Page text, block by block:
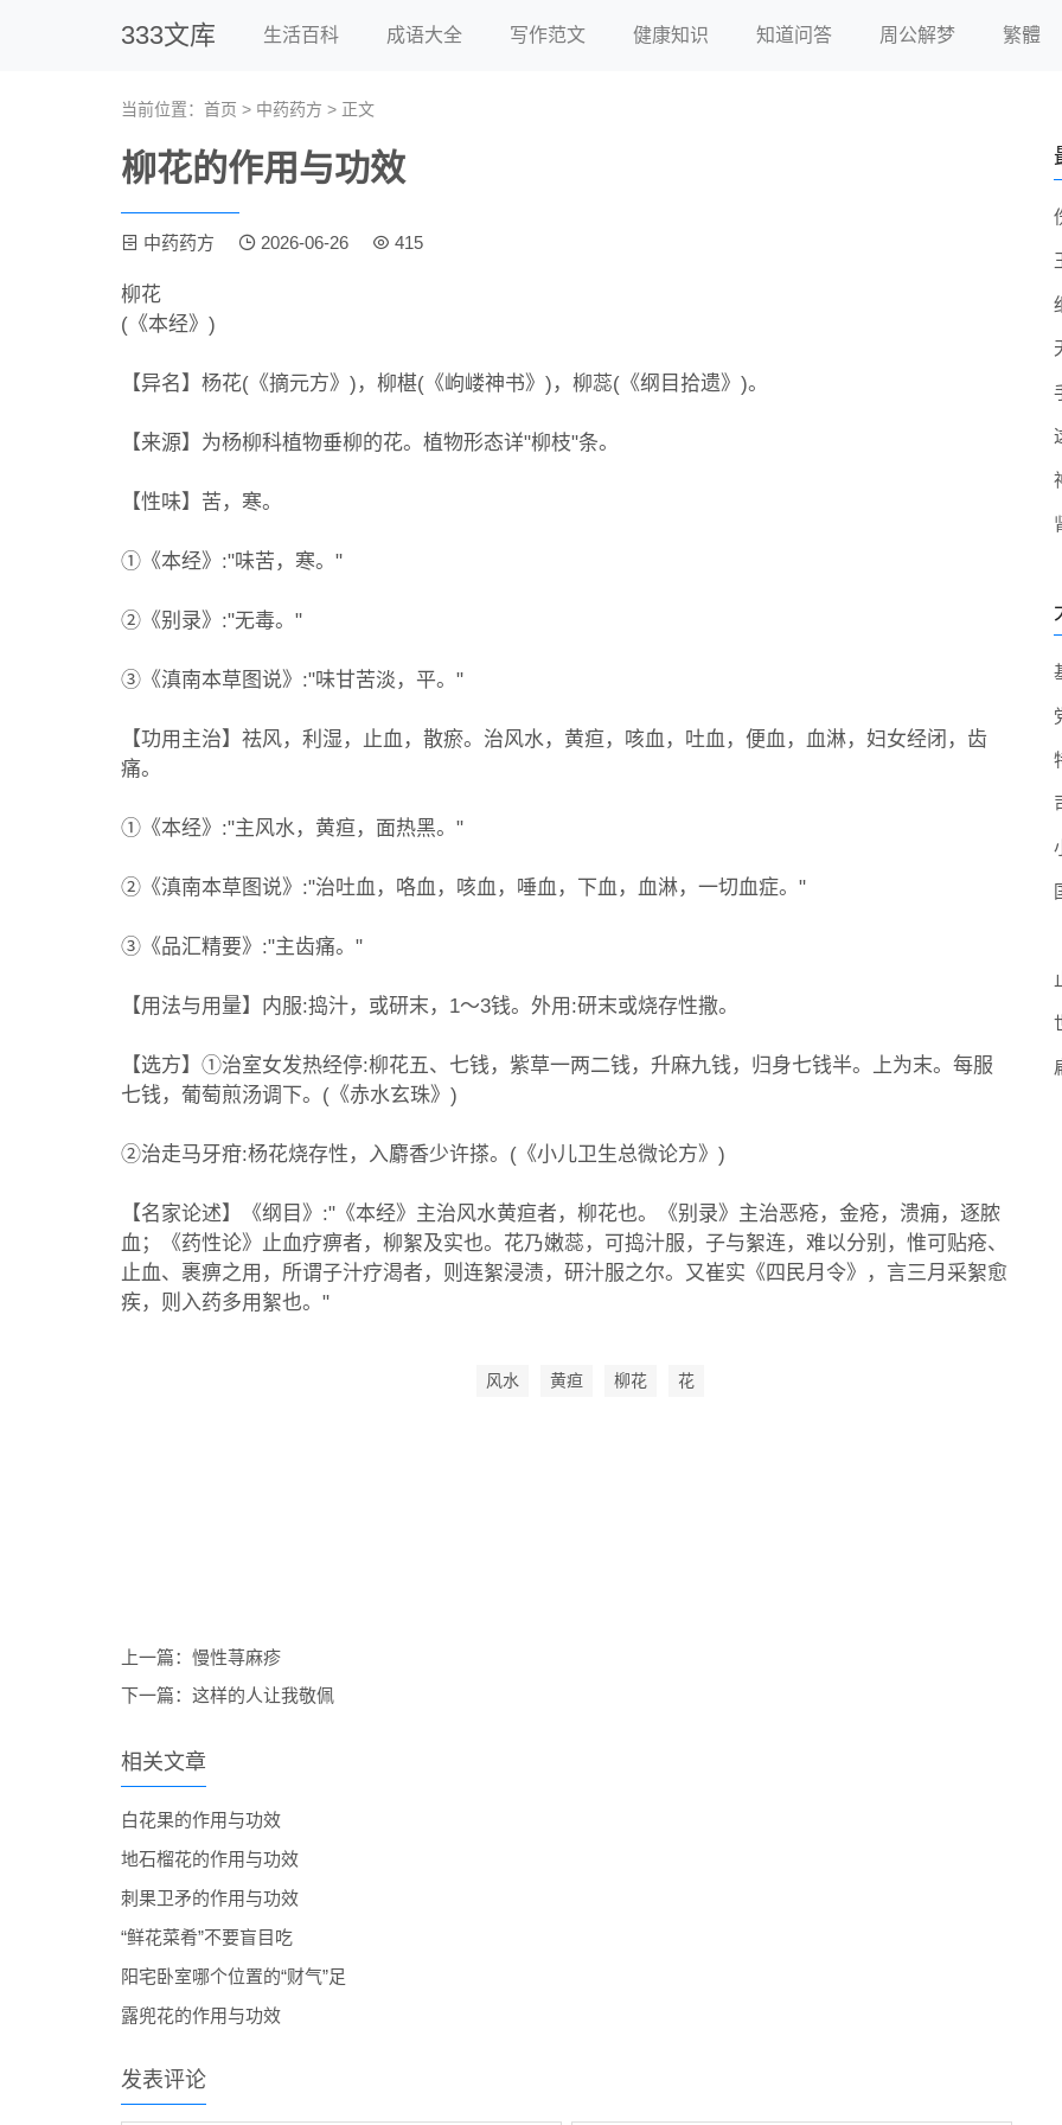
333文库 生活百科 成语大全 写作范文 健康知识 知道问答 周公解梦 繁體
当前位置： 首页 > 中药药方 > 正文
柳花的作用与功效
中药药方 2026-06-26 415
柳花
(《本经》)
【异名】杨花(《摘元方》)，柳椹(《岣嵝神书》)，柳蕊(《纲目拾遗》)。
【来源】为杨柳科植物垂柳的花。植物形态详"柳枝"条。
【性味】苦，寒。
①《本经》:"味苦，寒。"
②《别录》:"无毒。"
③《滇南本草图说》:"味甘苦淡，平。"
【功用主治】祛风，利湿，止血，散瘀。治风水，黄疸，咳血，吐血，便血，血淋，妇女经闭，齿
痛。
①《本经》:"主风水，黄疸，面热黑。"
②《滇南本草图说》:"治吐血，咯血，咳血，唾血，下血，血淋，一切血症。"
③《品汇精要》:"主齿痛。"
【用法与用量】内服:捣汁，或研末，1～3钱。外用:研末或烧存性撒。
【选方】①治室女发热经停:柳花五、七钱，紫草一两二钱，升麻九钱，归身七钱半。上为末。每服
七钱，葡萄煎汤调下。(《赤水玄珠》)
②治走马牙疳:杨花烧存性，入麝香少许搽。(《小儿卫生总微论方》)
【名家论述】《纲目》:"《本经》主治风水黄疸者，柳花也。《别录》主治恶疮，金疮，溃痈，逐脓
血；《药性论》止血疗痹者，柳絮及实也。花乃嫩蕊，可捣汁服，子与絮连，难以分别，惟可贴疮、
止血、裹痹之用，所谓子汁疗渴者，则连絮浸渍，研汁服之尔。又崔实《四民月令》，言三月采絮愈
疾，则入药多用絮也。"
风水 黄疸 柳花 花
上一篇： 慢性荨麻疹
下一篇： 这样的人让我敬佩
相关文章
白花果的作用与功效
地石榴花的作用与功效
刺果卫矛的作用与功效
“鲜花菜肴”不要盲目吃
阳宅卧室哪个位置的“财气”足
露兜花的作用与功效
发表评论